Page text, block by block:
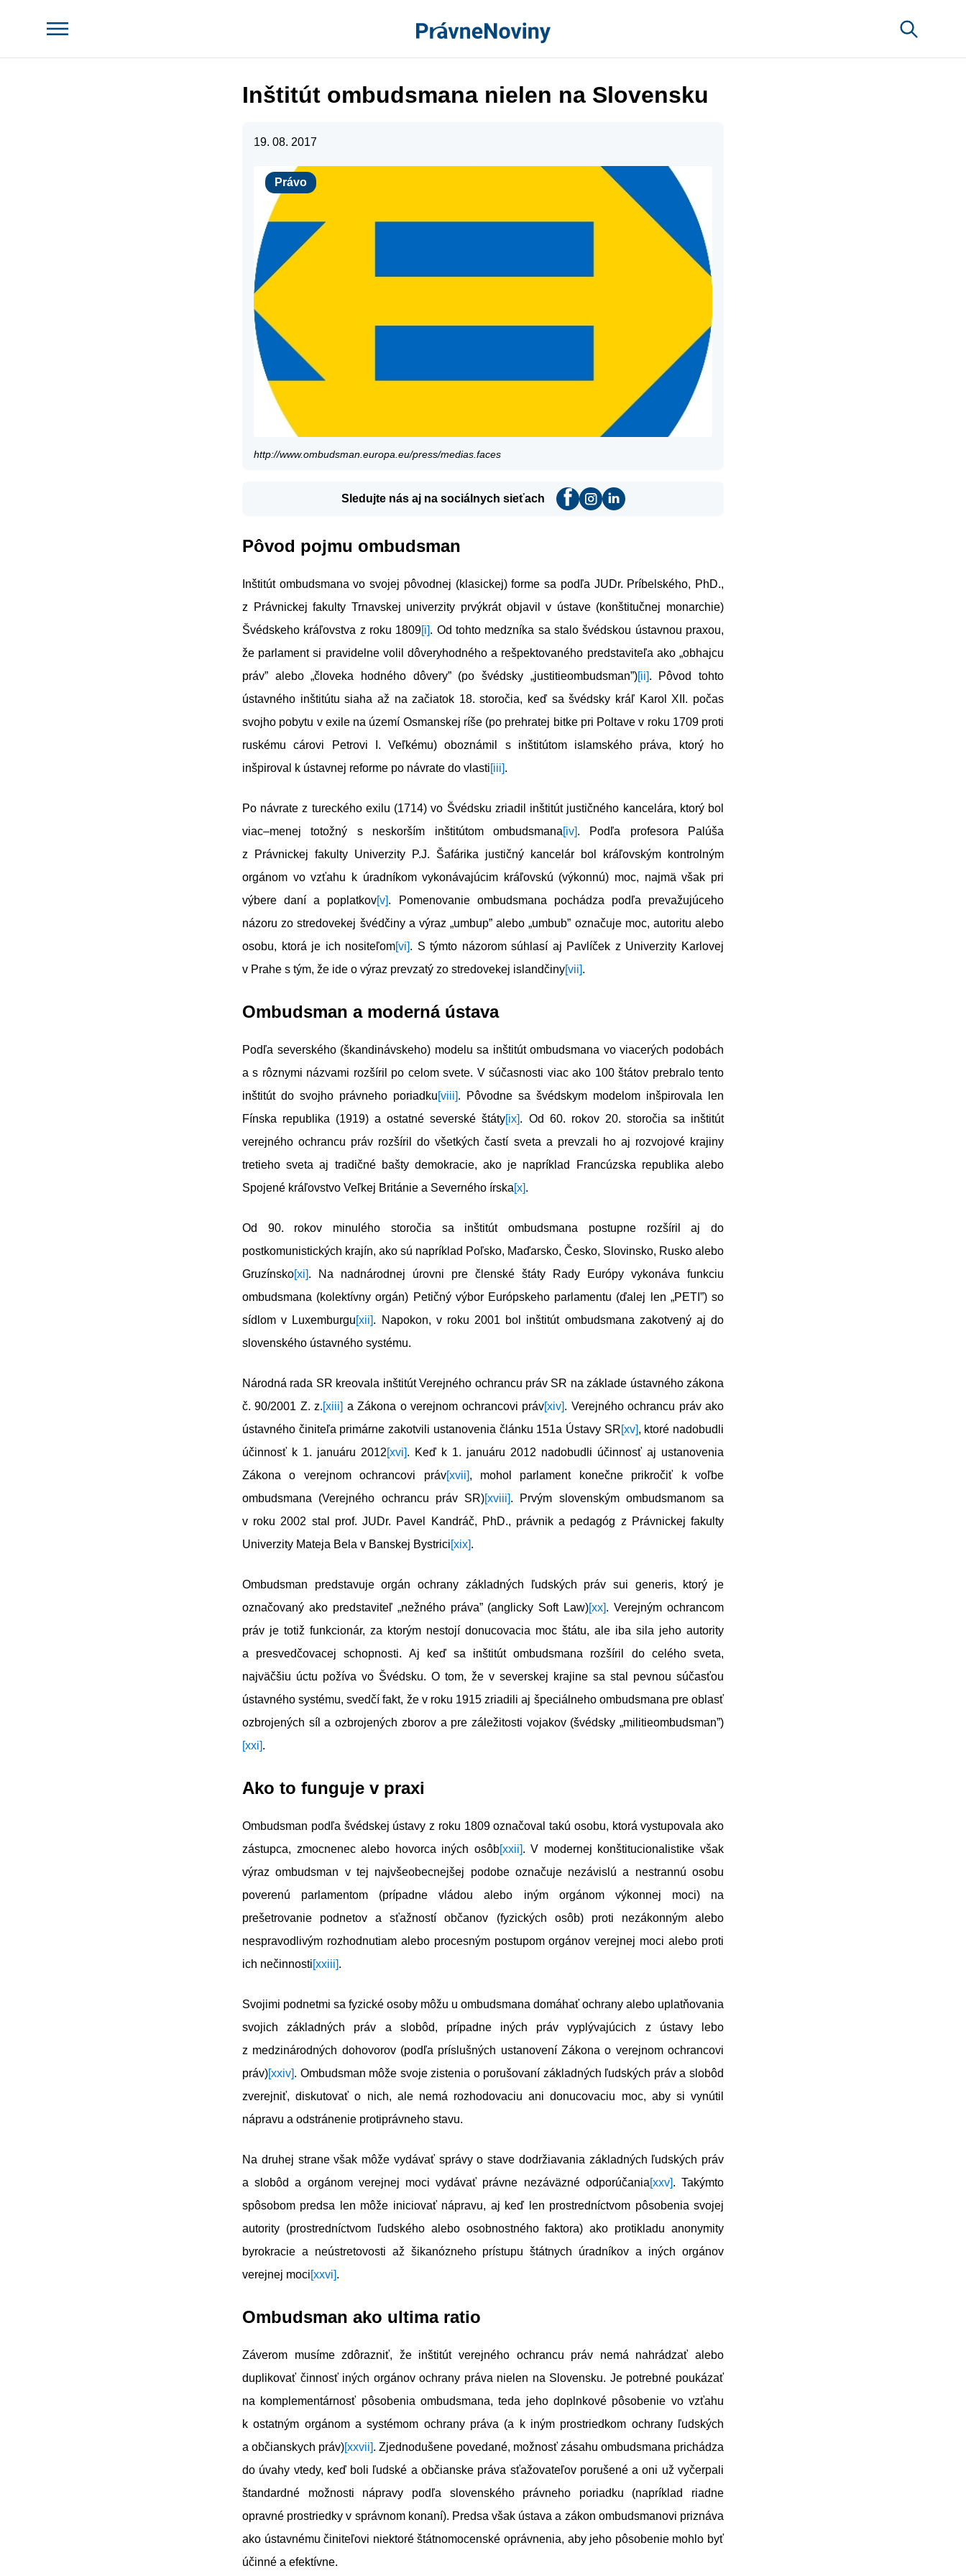
Inštitút ombudsmana nielen na Slovensku
19. 08. 2017
Právo
Právo
http://www.ombudsman.europa.eu/press/medias.faces
Sledujte nás aj na sociálnych sieťach
Pôvod pojmu ombudsman
Inštitút ombudsmana vo svojej pôvodnej (klasickej) forme sa podľa JUDr. Príbelského, PhD.,
z Právnickej fakulty Trnavskej univerzity prvýkrát objavil v ústave (konštitučnej monarchie)
Švédskeho kráľovstva z roku 1809[i]. Od tohto medzníka sa stalo švédskou ústavnou praxou,
že parlament si pravidelne volil dôveryhodného a rešpektovaného predstaviteľa ako „obhajcu
práv” alebo „človeka hodného dôvery” (po švédsky „justitieombudsman”)[ii]. Pôvod tohto
ústavného inštitútu siaha až na začiatok 18. storočia, keď sa švédsky kráľ Karol XII. počas
svojho pobytu v exile na území Osmanskej ríše (po prehratej bitke pri Poltave v roku 1709 proti
ruskému cárovi Petrovi I. Veľkému) oboznámil s inštitútom islamského práva, ktorý ho
inšpiroval k ústavnej reforme po návrate do vlasti[iii].
Po návrate z tureckého exilu (1714) vo Švédsku zriadil inštitút justičného kancelára, ktorý bol
viac–menej totožný s neskorším inštitútom ombudsmana[iv]. Podľa profesora Palúša
z Právnickej fakulty Univerzity P.J. Šafárika justičný kancelár bol kráľovským kontrolným
orgánom vo vzťahu k úradníkom vykonávajúcim kráľovskú (výkonnú) moc, najmä však pri
výbere daní a poplatkov[v]. Pomenovanie ombudsmana pochádza podľa prevažujúceho
názoru zo stredovekej švédčiny a výraz „umbup” alebo „umbub” označuje moc, autoritu alebo
osobu, ktorá je ich nositeľom[vi]. S týmto názorom súhlasí aj Pavlíček z Univerzity Karlovej
v Prahe s tým, že ide o výraz prevzatý zo stredovekej islandčiny[vii].
Ombudsman a moderná ústava
Podľa severského (škandinávskeho) modelu sa inštitút ombudsmana vo viacerých podobách
a s rôznymi názvami rozšíril po celom svete. V súčasnosti viac ako 100 štátov prebralo tento
inštitút do svojho právneho poriadku[viii]. Pôvodne sa švédskym modelom inšpirovala len
Fínska republika (1919) a ostatné severské štáty[ix]. Od 60. rokov 20. storočia sa inštitút
verejného ochrancu práv rozšíril do všetkých častí sveta a prevzali ho aj rozvojové krajiny
tretieho sveta aj tradičné bašty demokracie, ako je napríklad Francúzska republika alebo
Spojené kráľovstvo Veľkej Británie a Severného írska[x].
Od 90. rokov minulého storočia sa inštitút ombudsmana postupne rozšíril aj do
postkomunistických krajín, ako sú napríklad Poľsko, Maďarsko, Česko, Slovinsko, Rusko alebo
Gruzínsko[xi]. Na nadnárodnej úrovni pre členské štáty Rady Európy vykonáva funkciu
ombudsmana (kolektívny orgán) Petičný výbor Európskeho parlamentu (ďalej len „PETI”) so
sídlom v Luxemburgu[xii]. Napokon, v roku 2001 bol inštitút ombudsmana zakotvený aj do
slovenského ústavného systému.
Národná rada SR kreovala inštitút Verejného ochrancu práv SR na základe ústavného zákona
č. 90/2001 Z. z.[xiii] a Zákona o verejnom ochrancovi práv[xiv]. Verejného ochrancu práv ako
ústavného činiteľa primárne zakotvili ustanovenia článku 151a Ústavy SR[xv], ktoré nadobudli
účinnosť k 1. januáru 2012[xvi]. Keď k 1. januáru 2012 nadobudli účinnosť aj ustanovenia
Zákona o verejnom ochrancovi práv[xvii], mohol parlament konečne prikročiť k voľbe
ombudsmana (Verejného ochrancu práv SR)[xviii]. Prvým slovenským ombudsmanom sa
v roku 2002 stal prof. JUDr. Pavel Kandráč, PhD., právnik a pedagóg z Právnickej fakulty
Univerzity Mateja Bela v Banskej Bystrici[xix].
Ombudsman predstavuje orgán ochrany základných ľudských práv sui generis, ktorý je
označovaný ako predstaviteľ „nežného práva” (anglicky Soft Law)[xx]. Verejným ochrancom
práv je totiž funkcionár, za ktorým nestojí donucovacia moc štátu, ale iba sila jeho autority
a presvedčovacej schopnosti. Aj keď sa inštitút ombudsmana rozšíril do celého sveta,
najväčšiu úctu požíva vo Švédsku. O tom, že v severskej krajine sa stal pevnou súčasťou
ústavného systému, svedčí fakt, že v roku 1915 zriadili aj špeciálneho ombudsmana pre oblasť
ozbrojených síl a ozbrojených zborov a pre záležitosti vojakov (švédsky „militieombudsman”)
[xxi].
Ako to funguje v praxi
Ombudsman podľa švédskej ústavy z roku 1809 označoval takú osobu, ktorá vystupovala ako
zástupca, zmocnenec alebo hovorca iných osôb[xxii]. V modernej konštitucionalistike však
výraz ombudsman v tej najvšeobecnejšej podobe označuje nezávislú a nestrannú osobu
poverenú parlamentom (prípadne vládou alebo iným orgánom výkonnej moci) na
prešetrovanie podnetov a sťažností občanov (fyzických osôb) proti nezákonným alebo
nespravodlivým rozhodnutiam alebo procesným postupom orgánov verejnej moci alebo proti
ich nečinnosti[xxiii].
Svojimi podnetmi sa fyzické osoby môžu u ombudsmana domáhať ochrany alebo uplatňovania
svojich základných práv a slobôd, prípadne iných práv vyplývajúcich z ústavy lebo
z medzinárodných dohovorov (podľa príslušných ustanovení Zákona o verejnom ochrancovi
práv)[xxiv]. Ombudsman môže svoje zistenia o porušovaní základných ľudských práv a slobôd
zverejniť, diskutovať o nich, ale nemá rozhodovaciu ani donucovaciu moc, aby si vynútil
nápravu a odstránenie protiprávneho stavu.
Na druhej strane však môže vydávať správy o stave dodržiavania základných ľudských práv
a slobôd a orgánom verejnej moci vydávať právne nezáväzné odporúčania[xxv]. Takýmto
spôsobom predsa len môže iniciovať nápravu, aj keď len prostredníctvom pôsobenia svojej
autority (prostredníctvom ľudského alebo osobnostného faktora) ako protikladu anonymity
byrokracie a neústretovosti až šikanózneho prístupu štátnych úradníkov a iných orgánov
verejnej moci[xxvi].
Ombudsman ako ultima ratio
Záverom musíme zdôrazniť, že inštitút verejného ochrancu práv nemá nahrádzať alebo
duplikovať činnosť iných orgánov ochrany práva nielen na Slovensku. Je potrebné poukázať
na komplementárnosť pôsobenia ombudsmana, teda jeho doplnkové pôsobenie vo vzťahu
k ostatným orgánom a systémom ochrany práva (a k iným prostriedkom ochrany ľudských
a občianskych práv)[xxvii]. Zjednodušene povedané, možnosť zásahu ombudsmana prichádza
do úvahy vtedy, keď boli ľudské a občianske práva sťažovateľov porušené a oni už vyčerpali
štandardné možnosti nápravy podľa slovenského právneho poriadku (napríklad riadne
opravné prostriedky v správnom konaní). Predsa však ústava a zákon ombudsmanovi priznáva
ako ústavnému činiteľovi niektoré štátnomocenské oprávnenia, aby jeho pôsobenie mohlo byť
účinné a efektívne.